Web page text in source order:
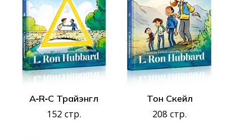
A‑R‑C Трайэнгл
152 стр.
Тон Скейл
208 стр.